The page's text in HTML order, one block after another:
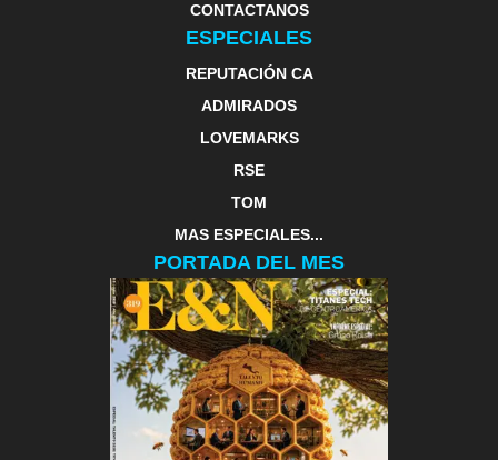
CONTACTANOS
ESPECIALES
REPUTACIÓN CA
ADMIRADOS
LOVEMARKS
RSE
TOM
MAS ESPECIALES...
PORTADA DEL MES